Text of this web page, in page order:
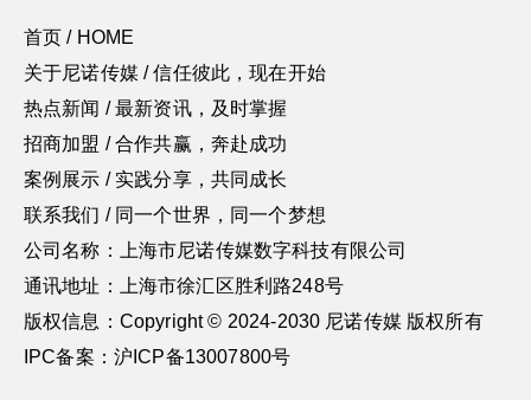
首页 / HOME
关于尼诺传媒 / 信任彼此，现在开始
热点新闻 / 最新资讯，及时掌握
招商加盟 / 合作共赢，奔赴成功
案例展示 / 实践分享，共同成长
联系我们 / 同一个世界，同一个梦想
公司名称：上海市尼诺传媒数字科技有限公司
通讯地址：上海市徐汇区胜利路248号
版权信息：Copyright © 2024-2030 尼诺传媒 版权所有
IPC备案：沪ICP备13007800号